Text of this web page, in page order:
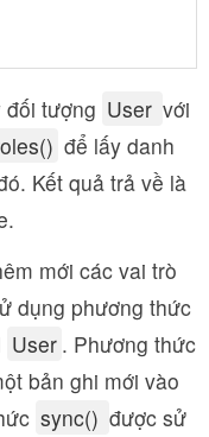
đối tượng User với
để lấy danh
Kết quả trả về là
mới các vai trò
dụng phương thức
User . Phương thức
bản ghi mới vào
sync() được sử